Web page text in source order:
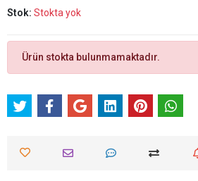
Stok: Stokta yok
Ürün stokta bulunmamaktadır.